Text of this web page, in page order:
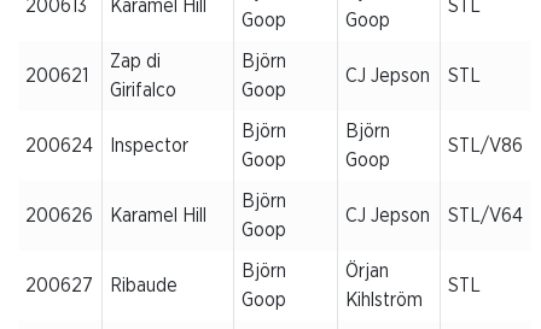
200613 Karamel Hill
Goop
Goop
STL
200621
Zap di
Girifalco
Björn
Goop
CJ Jepson STL
200624 Inspector
Björn
Goop
Björn
Goop
STL/V86
200626 Karamel Hill
Björn
Goop
CJ Jepson STL/V64
200627 Ribaude
Björn
Goop
Örjan
Kihlström
STL